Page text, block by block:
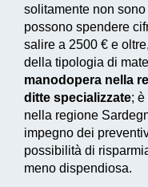
solitamente non
possono spendere
salire a 2500 € e
della tipologia di
manodopera nella
ditte specializzate;
nella regione
impegno dei
possibilità di
meno dispendiosa.